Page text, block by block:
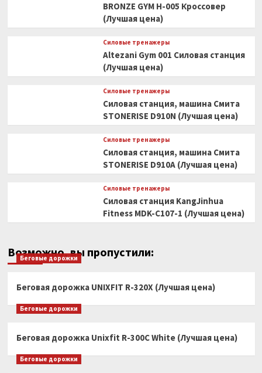
BRONZE GYM H-005 Кроссовер
(Лучшая цена)
Силовые тренажеры
Altezani Gym 001 Силовая станция
(Лучшая цена)
Силовые тренажеры
Силовая станция, машина Смита
STONERISE D910N (Лучшая цена)
Силовые тренажеры
Силовая станция, машина Смита
STONERISE D910A (Лучшая цена)
Силовые тренажеры
Силовая станция KangJinhua
Fitness MDK-C107-1 (Лучшая цена)
Возможно, вы пропустили:
Беговые дорожки
Беговая дорожка UNIXFIT R-320X (Лучшая цена)
Беговые дорожки
Беговая дорожка Unixfit R-300C White (Лучшая цена)
Беговые дорожки